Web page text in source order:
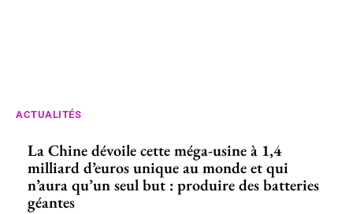
ACTUALITÉS
La Chine dévoile cette méga-usine à 1,4
milliard d’euros unique au monde et qui
n’aura qu’un seul but : produire des batteries
géantes